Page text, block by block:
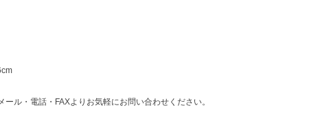
ル・電話・FAXよりお気軽にお問い合わせください。